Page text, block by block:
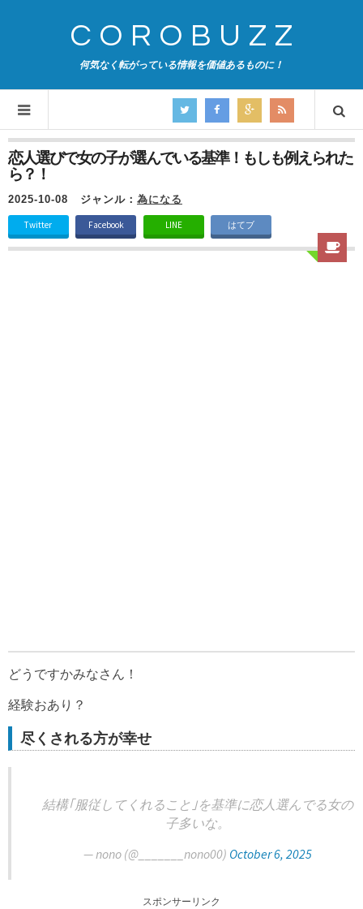
COROBUZZ
何気なく転がっている情報を価値あるものに！
恋人選びで女の子が選んでいる基準！もしも例えられた
ら？！
2025-10-08 ジャンル： 為になる
Twitter Facebook LINE はてブ
どうですかみなさん！
経験おあり？
尽くされる方が幸せ
結構｢服従してくれること｣を基準に恋人選んでる女の
子多いな。
— nono (@_______nono00) October 6, 2025
スポンサーリンク